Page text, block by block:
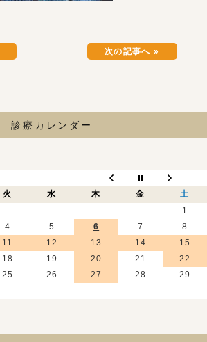
次の記事へ »
診療カレンダー
火 水 木 金
土
1
4 5 6 7
8
11 12 13 14
15
18 19 20 21
22
25 26 27 28
29